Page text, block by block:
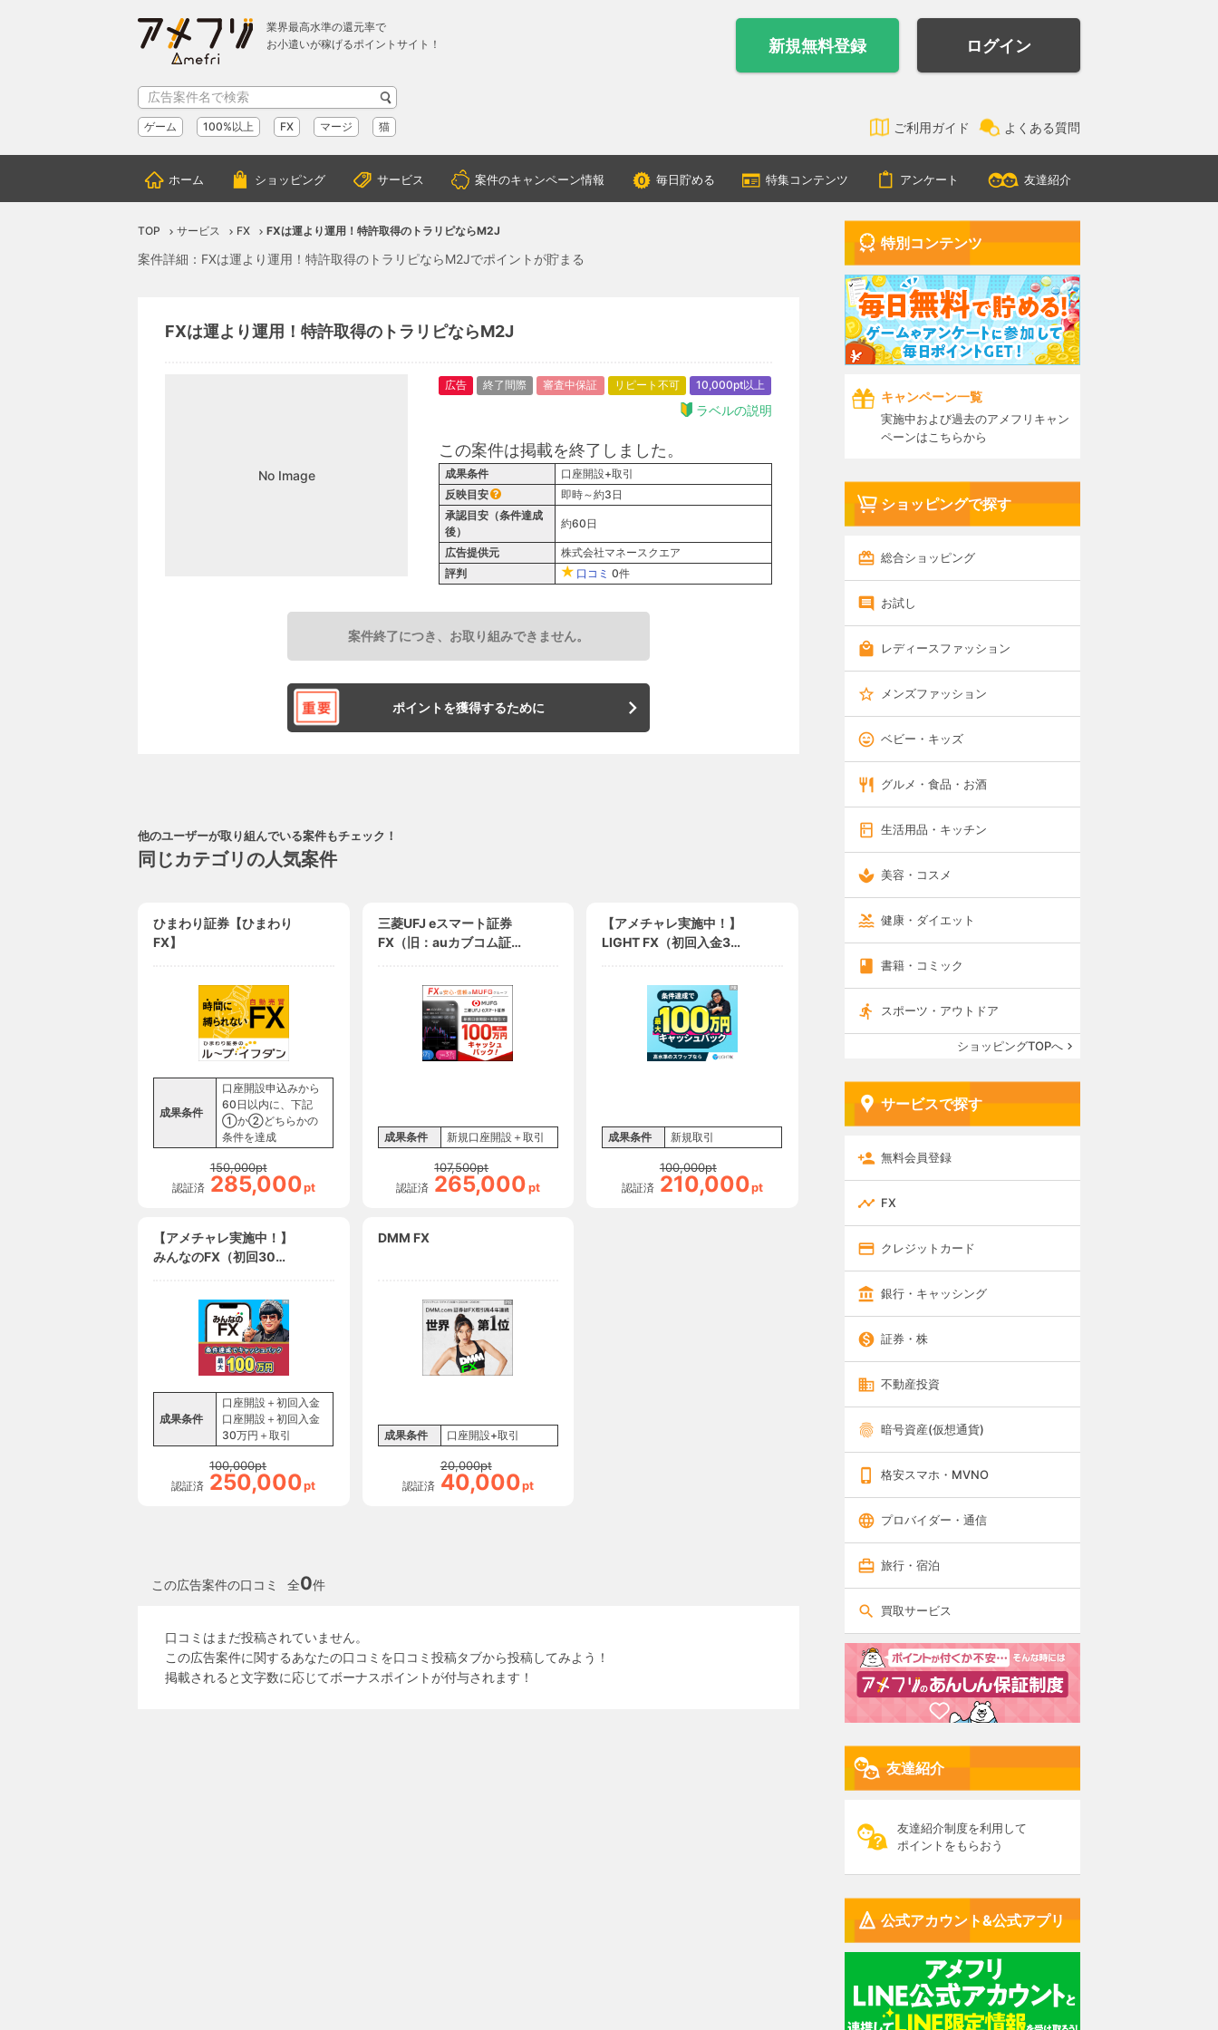
業界最高水準の還元率で
お小遣いが稼げるポイントサイト！
新規無料登録 ログイン
ゲーム 100%以上 FX マージ 猫 ご利用ガイド よくある質問
ホーム ショッピング サービス 案件のキャンペーン情報 毎日貯める 特集コンテンツ アンケート 友達紹介
TOP サービス FX FXは運より運用！特許取得のトラリピならM2J
案件詳細：FXは運より運用！特許取得のトラリピならM2Jでポイントが貯まる
FXは運より運用！特許取得のトラリピならM2J
No Image
広告 終了間際 審査中保証 リピート不可 10,000pt以上
ラベルの説明
この案件は掲載を終了しました。
成果条件
口座開設+取引
反映目安
即時～約3日
承認目安（条件達成
後）
約60日
広告提供元
株式会社マネースクエア
評判
口コミ 0件
案件終了につき、お取り組みできません。
ポイントを獲得するために
他のユーザーが取り組んでいる案件もチェック！
同じカテゴリの人気案件
ひまわり証券【ひまわり
FX】
成果条件
口座開設申込みから
60日以内に、下記
①か②どちらかの
条件を達成
認証済
150,000pt
285,000pt
三菱UFJ eスマート証券
FX（旧：auカブコム証
成果条件 新規口座開設＋取引
認証済
107,500pt
265,000pt
【アメチャレ実施中！】
LIGHT FX（初回入金30
成果条件 新規取引
認証済
100,000pt
210,000pt
【アメチャレ実施中！】
みんなのFX（初回30万
成果条件
口座開設＋初回入金
口座開設＋初回入金
30万円＋取引
認証済
100,000pt
250,000pt
DMM FX
成果条件 口座開設+取引
認証済
20,000pt
40,000pt
この広告案件の口コミ 全0件
口コミはまだ投稿されていません。
この広告案件に関するあなたの口コミを口コミ投稿タブから投稿してみよう！
掲載されると文字数に応じてボーナスポイントが付与されます！
特別コンテンツ
キャンペーン一覧
実施中および過去のアメフリキャン
ペーンはこちらから
ショッピングで探す
総合ショッピング
お試し
レディースファッション
メンズファッション
ベビー・キッズ
グルメ・食品・お酒
生活用品・キッチン
美容・コスメ
健康・ダイエット
書籍・コミック
スポーツ・アウトドア
ショッピングTOPへ
サービスで探す
無料会員登録
FX
クレジットカード
銀行・キャッシング
証券・株
不動産投資
暗号資産(仮想通貨)
格安スマホ・MVNO
プロバイダー・通信
旅行・宿泊
買取サービス
友達紹介
友達紹介制度を利用して
ポイントをもらおう
公式アカウント&公式アプリ